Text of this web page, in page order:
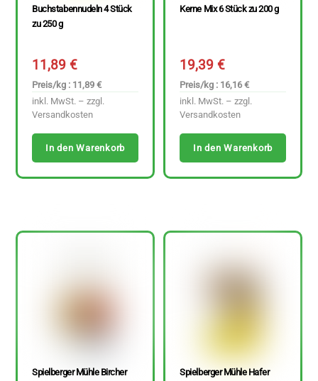
Buchstabennudeln 4 Stück
zu 250 g
11,89€
Preis/kg : 11,89 €
inkl. MwSt. – zzgl.
Versandkosten
In den Warenkorb
Kerne Mix 6 Stück zu 200 g
19,39€
Preis/kg : 16,16 €
inkl. MwSt. – zzgl.
Versandkosten
In den Warenkorb
Spielberger Mühle Bircher
Spielberger Mühle Hafer